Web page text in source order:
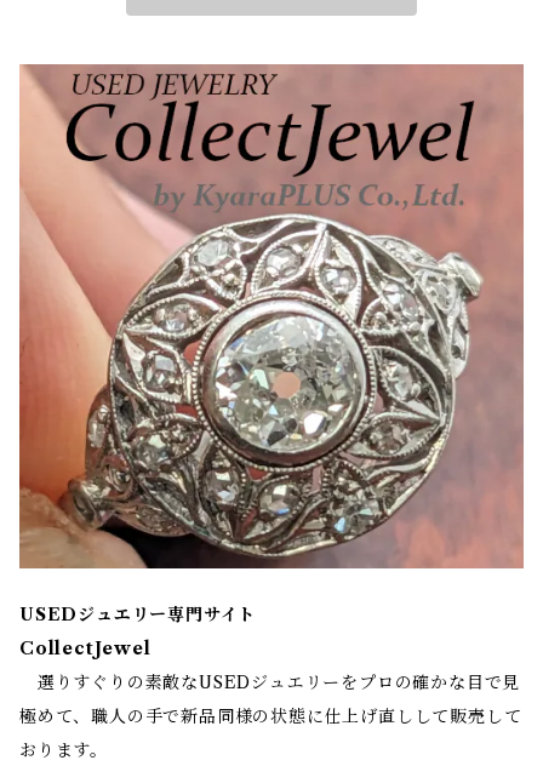
USEDジュエリー専門サイト
CollectJewel
選りすぐりの素敵なUSEDジュエリーをプロの確かな目で見
極めて、職人の手で新品同様の状態に仕上げ直しして販売して
おります。